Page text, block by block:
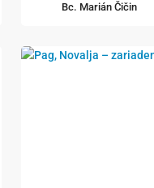
Bc. Marián Čičin